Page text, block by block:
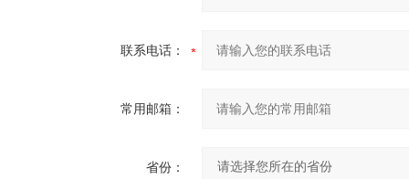
联系电话：
常用邮箱：
省份：